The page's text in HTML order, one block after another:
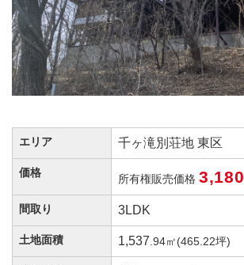
エリア 千ヶ滝別荘地 東区
価格 所有権販売価格 3,180
間取り 3LDK
土地面積 1,537.94㎡(465.22坪)